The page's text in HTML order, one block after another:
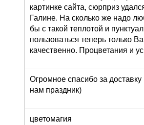
картинке сайта, сюрприз
Галине. На сколько же надо
бы с такой теплотой и
пользоваться теперь только
качественно. Процветания и
Огромное спасибо за
нам праздник)
цветомагия